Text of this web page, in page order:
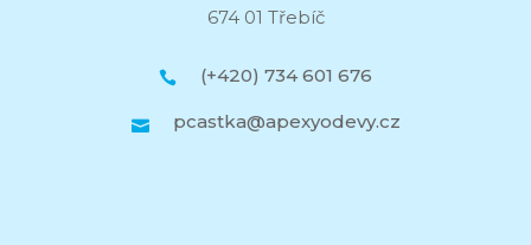
674 01 Třebíč
(+420) 734 601 676
pcastka@apexyodevy.cz